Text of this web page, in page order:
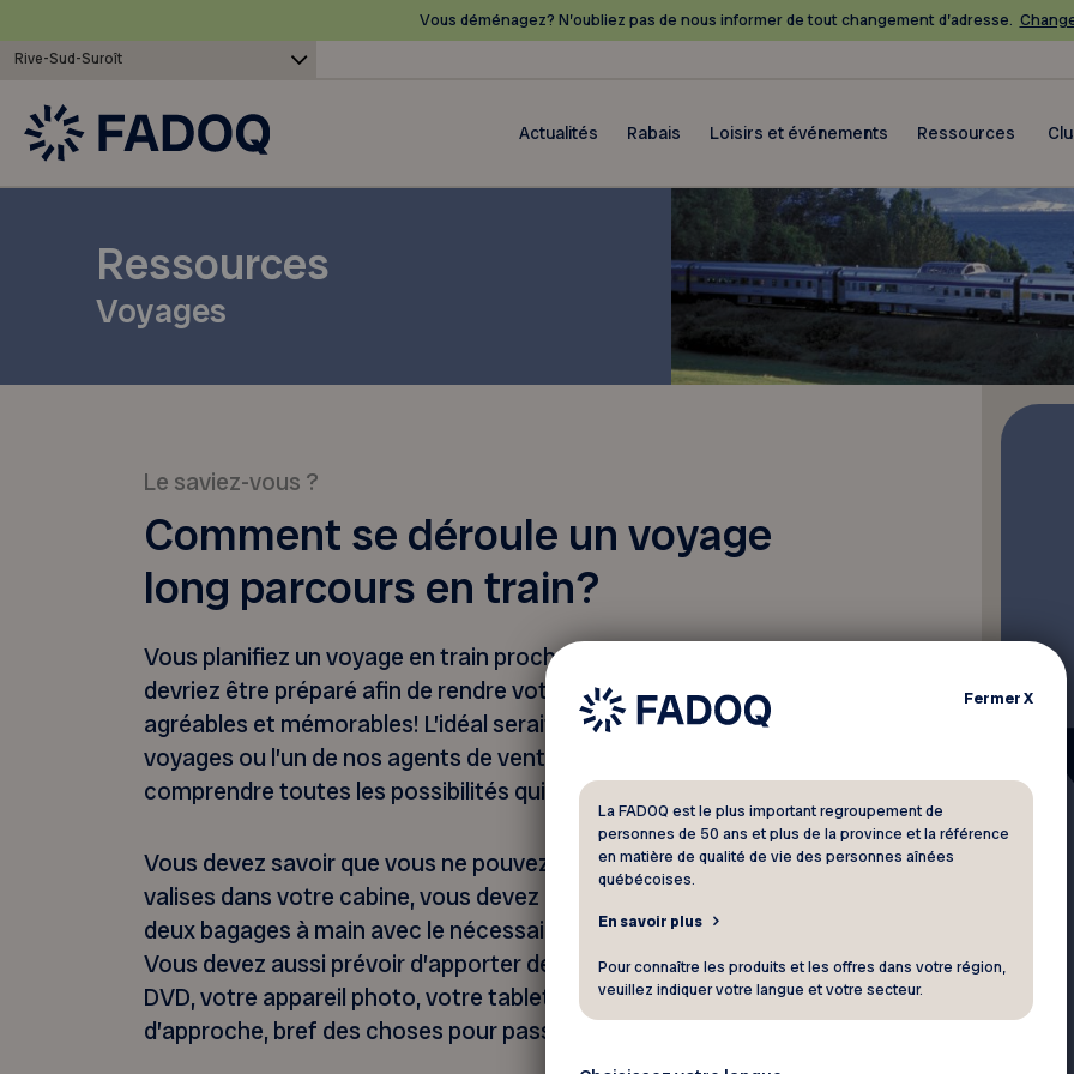
Vous déménagez? N’oubliez pas de nous informer de tout changement d’adresse.
Rive-Sud-Suroît
Actualités Rabais Loisirs et événements Ressources
Ressources
Voyages
Le saviez-vous ?
Comment se déroule un voyage
long parcours en train?
Vous planifiez un voyage en train prochainement? Alors vous
devriez être préparé afin de rendre votre voyage des plus
agréables et mémorables! L’idéal serait de parler avec un agent de
voyages ou l’un de nos agents de ventes afin de mieux
comprendre toutes les possibilités qui se présentent à vous.
Vous devez savoir que vous ne pouvez pas apporter toutes vos
valises dans votre cabine, vous devez prévoir un maximum de
deux bagages à main avec le nécessaire pour la durée du voyage.
Vous devez aussi prévoir d’apporter de la lecture, votre lecteur
DVD, votre appareil photo, votre tablette, vos lunettes
d’approche, bref des choses pour passer le temps.
FermerX
La FADOQ est le plus important regroupement de
personnes de 50 ans et plus de la province et la référence
en matière de qualité de vie des personnes aînées
québécoises.
En savoir plus
Pour connaître les produits et les offres dans votre région,
veuillez indiquer votre langue et votre secteur.